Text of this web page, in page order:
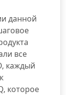
данной
все
каждый
которое